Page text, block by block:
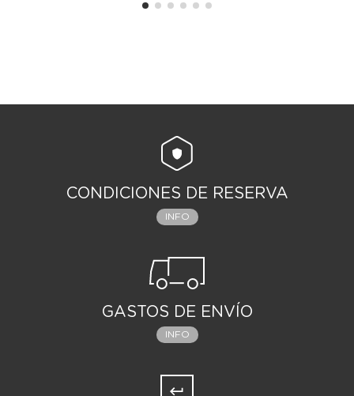
CONDICIONES DE RESERVA
INFO
GASTOS DE ENVÍO
INFO